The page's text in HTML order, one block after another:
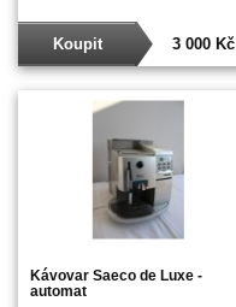
3 000 Kč
Koupit
Kávovar Saeco de Luxe -
automat